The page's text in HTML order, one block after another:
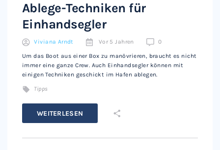
Ablege-Techniken für
Einhandsegler
Viviana Arndt Vor 5 Jahren 0
Um das Boot aus einer Box zu manövrieren, braucht es nicht
immer eine ganze Crew. Auch Einhandsegler können mit
einigen Techniken geschickt im Hafen ablegen.
Tipps
WEITERLESEN